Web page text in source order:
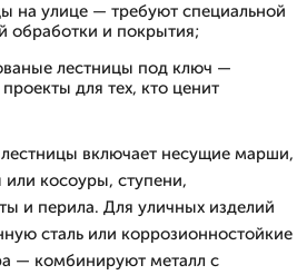
на улице — требуют специальной
обработки и покрытия;
лестницы под ключ —
для тех, кто ценит
включает несущие марши,
или косоуры, ступени,
и перила. Для уличных изделий
сталь или коррозионностойкие
— комбинируют металл с